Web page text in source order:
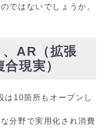
ではないでしょうか。
AR（拡張
現実）
は10箇所もオープンし
分野で実用化され消費